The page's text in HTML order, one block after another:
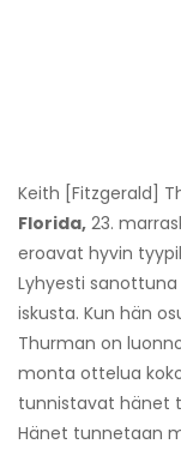
Keith [Fitzgerald]
Florida, 23.
eroavat hyvin
Lyhyesti
iskusta. Kun hän
Thurman on
monta ottelua
tunnistavat hänet
Hänet tunnetaan